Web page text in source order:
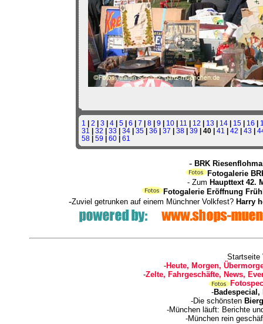
1 | 2 | 3 | 4| 5| 6 | 7 | 8| 9 | 10| 11 | 12 | 13 | 14| 15| 16 |
31 | 32 | 33 | 34| 35| 36 | 37 | 38| 39 | 40 | 41 | 42 | 43 |
58| 59 | 60| 61
- BRK
Fotogalerie
- Zum Haupttext 42.
Fotogalerie Eröffnung
-Zuviel getrunken auf einem Münchner Volkfest? Harry
Startseite
-Heute, Morgen,
-Zelte, Fahrgeschäfte, News,
-Badespecial,
-Die schönsten
-München läuft: Berichte
-München rein